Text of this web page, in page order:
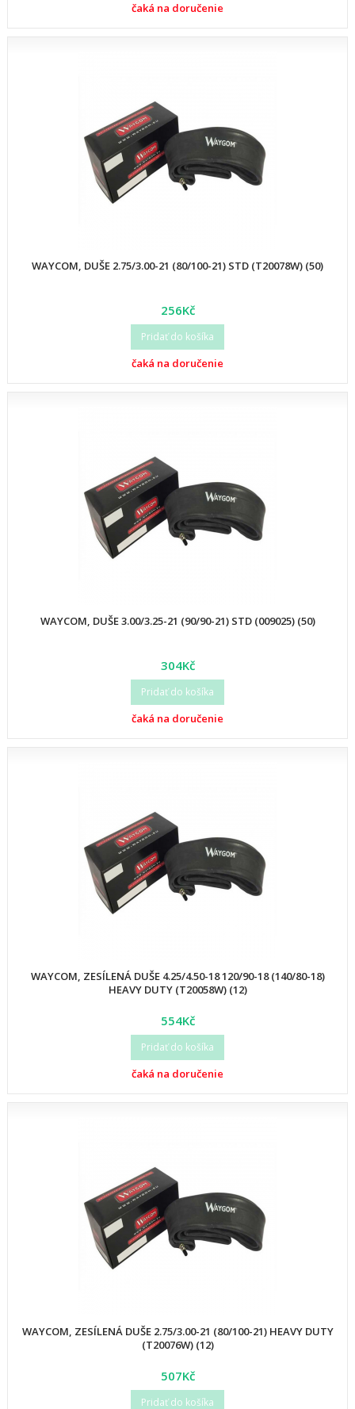
čaká na doručenie
WAYCOM, DUŠE 2.75/3.00-21 (80/100-21) STD (T20078W) (50)
256Kč
Pridať do košíka
čaká na doručenie
WAYCOM, DUŠE 3.00/3.25-21 (90/90-21) STD (009025) (50)
304Kč
Pridať do košíka
čaká na doručenie
WAYCOM, ZESÍLENÁ DUŠE 4.25/4.50-18 120/90-18 (140/80-18)
HEAVY DUTY (T20058W) (12)
554Kč
Pridať do košíka
čaká na doručenie
WAYCOM, ZESÍLENÁ DUŠE 2.75/3.00-21 (80/100-21) HEAVY DUTY
(T20076W) (12)
507Kč
Pridať do košíka